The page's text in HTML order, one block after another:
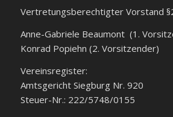
Vertretungsberechtigter Vorstand
Anne-Gabriele Beaumont (1.
Konrad Popiehn (2. Vorsitzender)
Vereinsregister:
Amtsgericht Siegburg Nr. 920
Steuer-Nr.: 222/5748/0155